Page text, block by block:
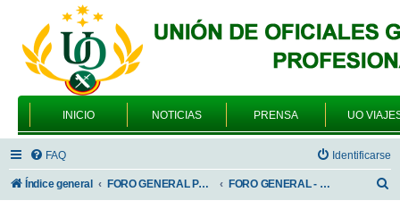
INICIO NOTICIAS PRENSA UO
FAQ Identificarse
Índice general FORO GENERAL PARA TODOS LOS USUARIOS FORO GENERAL - SONRIA, POR FAVOR